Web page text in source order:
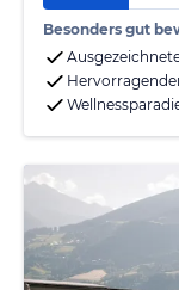
Besonders gut